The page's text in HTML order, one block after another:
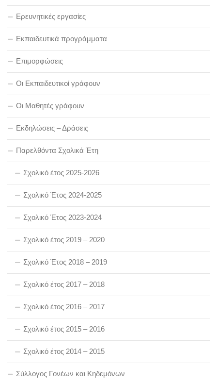
Ερευνητικές εργασίες
Εκπαιδευτικά προγράμματα
Επιμορφώσεις
Οι Εκπαιδευτικοί γράφουν
Οι Μαθητές γράφουν
Εκδηλώσεις – Δράσεις
Παρελθόντα Σχολικά Έτη
Σχολικό έτος 2025-2026
Σχολικό Έτος 2024-2025
Σχολικό Έτος 2023-2024
Σχολικό έτος 2019 – 2020
Σχολικό Έτος 2018 – 2019
Σχολικό έτος 2017 – 2018
Σχολικό έτος 2016 – 2017
Σχολικό έτος 2015 – 2016
Σχολικό έτος 2014 – 2015
Σύλλογος Γονέων και Κηδεμόνων